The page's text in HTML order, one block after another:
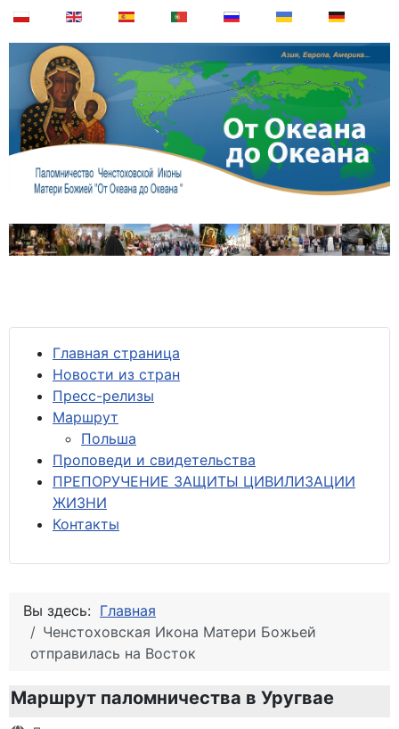
Главная страница
Новости из стран
Пресс-релизы
Маршрут
Польша
Проповеди и свидетельства
ПРЕПОРУЧЕНИЕ ЗАЩИТЫ ЦИВИЛИЗАЦИИ
ЖИЗНИ
Контакты
Вы здесь: Главная
Ченстоховская Икона Матери Божьей
отправилась на Восток
Маршрут паломничества в Уругвае